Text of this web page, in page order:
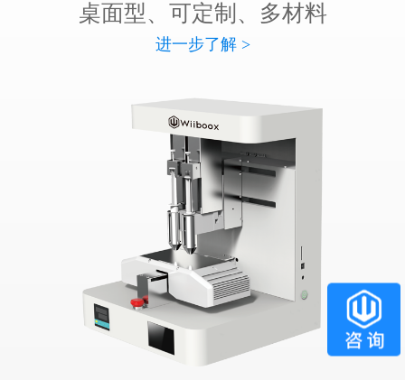
桌面型、可定制、多材料
进一步了解